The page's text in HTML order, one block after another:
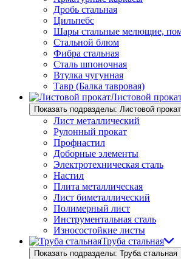
Дробь стальная
Цильпебс
Шары стальные мелющие,
Стальной блюм
Фибра стальная
Сталь шпоночная
Втулка чугунная
Тавр (Балка тавровая)
Листовой
Показать подразделы: Листовой прокат
Лист металлический
Рулонный прокат
Профнастил
Доборные элементы
Электротехническая сталь
Настил
Плита металлическая
Лист биметаллический
Полимерный лист
Инструментальная сталь
Износостойкие листы
Труба стальная
Показать подразделы: Труба стальная